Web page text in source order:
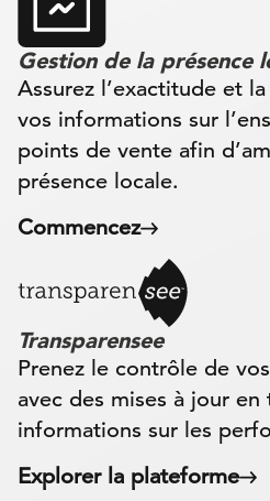
Gestion de la présence
Assurez l’exactitude et
vos informations sur
points de vente afin
présence locale.
Commencez
Transparensee
Prenez le contrôle de
avec des mises à jour
informations sur les
Explorer la plateforme